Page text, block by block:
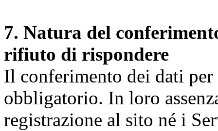
7. Natura del
rifiuto di rispondere
Il conferimento dei dati
obbligatorio. In loro
registrazione al sito né i